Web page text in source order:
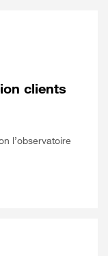
clients
l’observatoire